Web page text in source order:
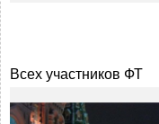
Всех участников ФТ